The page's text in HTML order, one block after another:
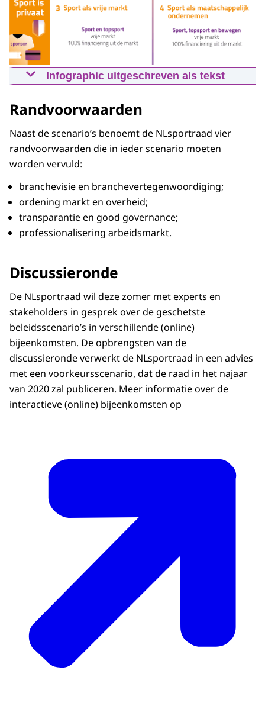
Infographic uitgeschreven als tekst
/ Publiek-private
samenwerking:
1. Sport als basisvoorziening.
Overheidstaak in vrije tijd.
Honderd procent overheidsfinanciering.
Sport is middel / Sport is
markt:
2. Sport als panacee.
Sport, topsport en bewegen.
Overheidstaak in vrije tijd, zorg, welzijn,
onderwijs, kinderopvang.
Honderd procent overheidsfinanciering.
Sport is doel / Sport is privaat
3. Sport als vrije markt.
Vrije markt.
Honderd procent financiering uit de markt.
Sport is middel / Sport is
privaat / Gereguleerde
markt:
4. sport als maatschappelijk
ondernemen.
Sport, topsport en bewegen.
Randvoorwaarden
Naast de scenario’s benoemt de NLsportraad vier
randvoorwaarden die in ieder scenario moeten
worden vervuld:
branchevisie en branchevertegenwoordiging;
ordening markt en overheid;
transparantie en good governance;
professionalisering arbeidsmarkt.
Discussieronde
De NLsportraad wil deze zomer met experts en
stakeholders in gesprek over de geschetste
beleidsscenario’s in verschillende (online)
bijeenkomsten. De opbrengsten van de
discussieronde verwerkt de NLsportraad in een advies
met een voorkeursscenario, dat de raad in het najaar
van 2020 zal publiceren. Meer informatie over de
interactieve (online) bijeenkomsten op